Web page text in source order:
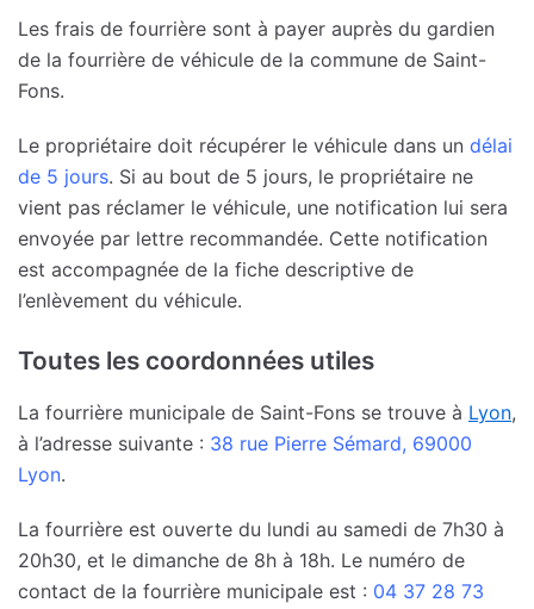
Les frais de fourrière sont à payer auprès du gardien
de la fourrière de véhicule de la commune de Saint-
Fons.
Le propriétaire doit récupérer le véhicule dans un délai
de 5 jours. Si au bout de 5 jours, le propriétaire ne
vient pas réclamer le véhicule, une notification lui sera
envoyée par lettre recommandée. Cette notification
est accompagnée de la fiche descriptive de
l’enlèvement du véhicule.
Toutes les coordonnées utiles
La fourrière municipale de Saint-Fons se trouve à Lyon,
à l’adresse suivante : 38 rue Pierre Sémard, 69000
Lyon.
La fourrière est ouverte du lundi au samedi de 7h30 à
20h30, et le dimanche de 8h à 18h. Le numéro de
contact de la fourrière municipale est : 04 37 28 73